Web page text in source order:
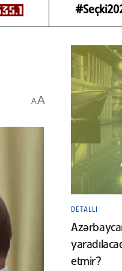
AA
DETALLI
etmir?